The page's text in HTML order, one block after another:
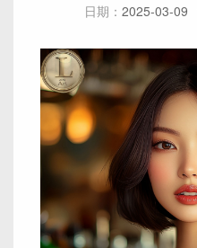
日期： 2025-03-09